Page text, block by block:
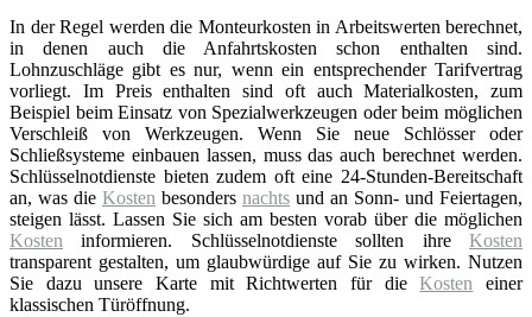
In der Regel werden die Monteurkosten in Arbeitswerten berechnet,
in denen auch die Anfahrtskosten schon enthalten sind.
Lohnzuschläge gibt es nur, wenn ein entsprechender Tarifvertrag
vorliegt. Im Preis enthalten sind oft auch Materialkosten, zum
Beispiel beim Einsatz von Spezialwerkzeugen oder beim möglichen
Verschleiß von Werkzeugen. Wenn Sie neue Schlösser oder
Schließsysteme einbauen lassen, muss das auch berechnet werden.
Schlüsselnotdienste bieten zudem oft eine 24-Stunden-Bereitschaft
an, was die Kosten besonders nachts und an Sonn- und Feiertagen,
steigen lässt. Lassen Sie sich am besten vorab über die möglichen
Kosten informieren. Schlüsselnotdienste sollten ihre Kosten
transparent gestalten, um glaubwürdige auf Sie zu wirken. Nutzen
Sie dazu unsere Karte mit Richtwerten für dieKosten einer
klassischen Türöffnung.